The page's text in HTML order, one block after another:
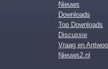
Nieuws
Downloads
Top Downloads
Discussie
Vraag en
Nieuws2.nl